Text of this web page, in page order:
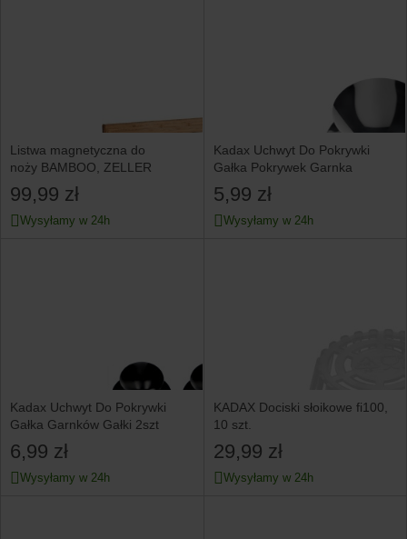
Listwa magnetyczna do
noży BAMBOO, ZELLER
99,99 zł
Wysyłamy w 24h
Kadax Uchwyt Do Pokrywki
Gałka Pokrywek Garnka
5,99 zł
Wysyłamy w 24h
Kadax Uchwyt Do Pokrywki
Gałka Garnków Gałki 2szt
6,99 zł
Wysyłamy w 24h
KADAX Dociski słoikowe fi100,
10 szt.
29,99 zł
Wysyłamy w 24h